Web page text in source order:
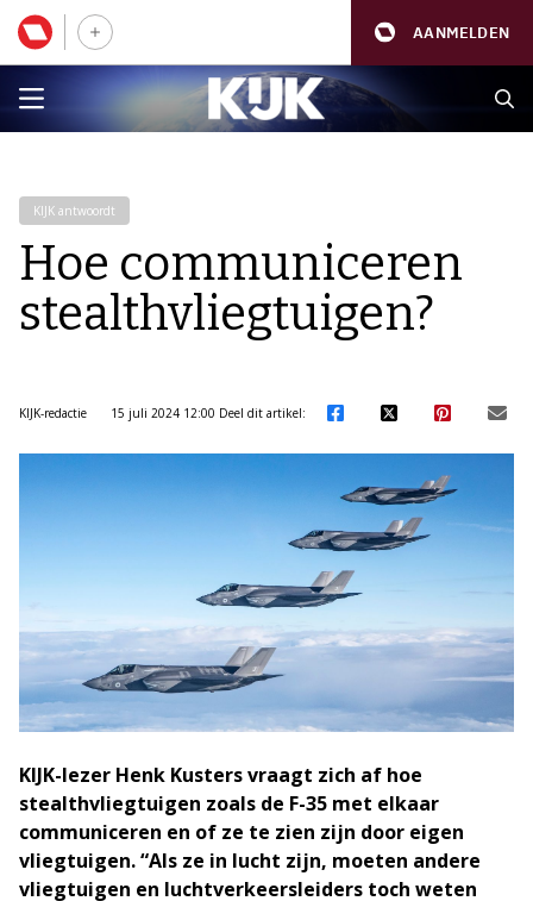
AANMELDEN
KIJK antwoordt
Hoe communiceren
stealthvliegtuigen?
KIJK-redactie 15 juli 2024 12:00 Deel dit artikel:
KIJK-lezer Henk Kusters vraagt zich af hoe
stealthvliegtuigen zoals de F-35 met elkaar
communiceren en of ze te zien zijn door eigen
vliegtuigen. “Als ze in lucht zijn, moeten andere
vliegtuigen en luchtverkeersleiders toch weten